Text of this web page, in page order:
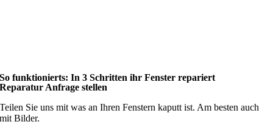
So funktionierts: In 3 Schritten ihr Fenster repariert
Reparatur Anfrage stellen
Teilen Sie uns mit was an Ihren Fenstern kaputt ist. Am besten auch
mit Bilder.